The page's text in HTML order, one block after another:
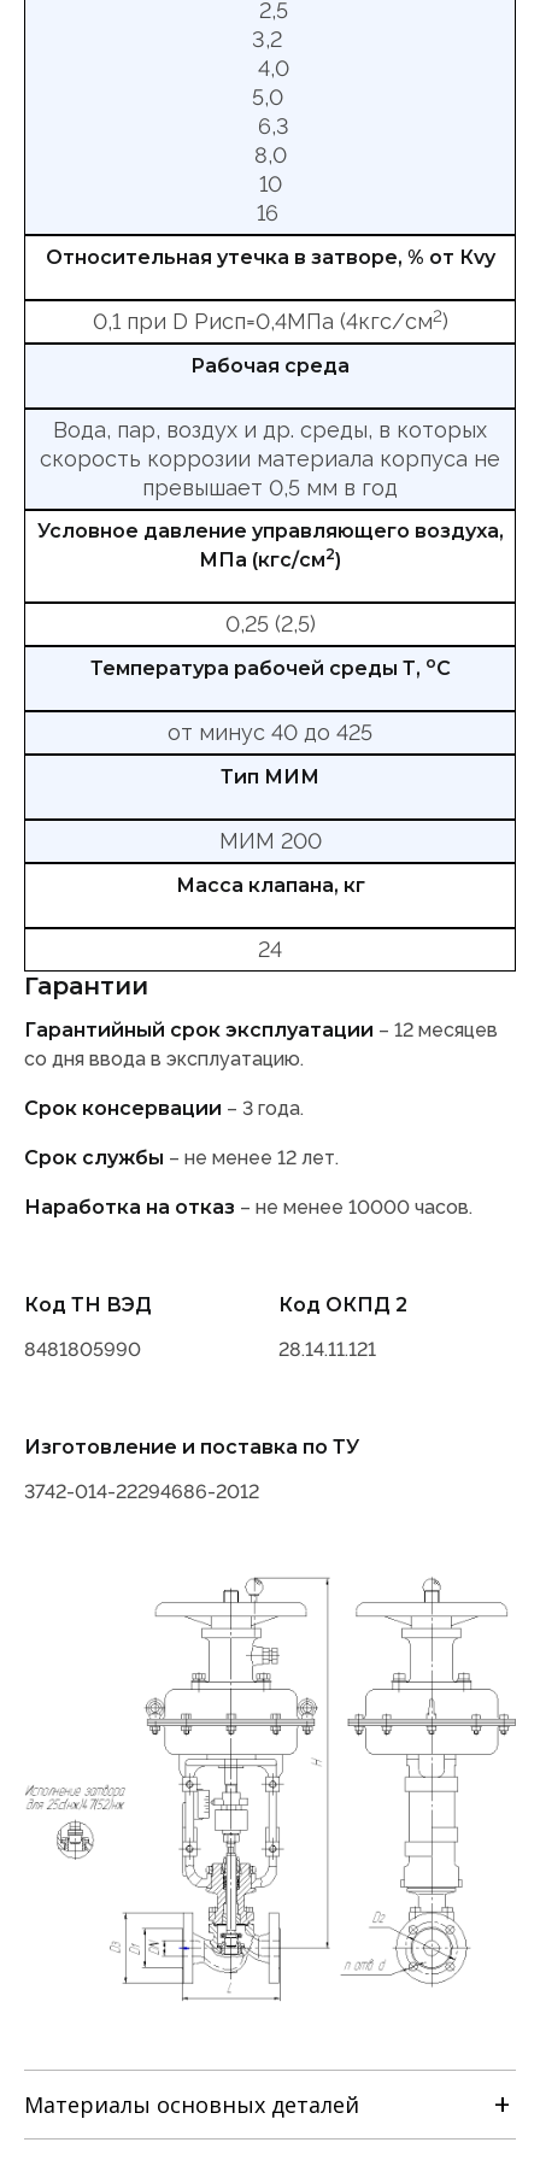
2,5
3,2
4,0
5,0
6,3
8,0
10
16
Относительная утечка в затворе, % от Кvy
0,1 при D Рисп=0,4МПа (4кгс/см2)
Рабочая среда
Вода, пар, воздух и др. среды, в которых
скорость коррозии материала корпуса не
превышает 0,5 мм в год
Условное давление управляющего воздуха,
МПа (кгс/см2)
0,25 (2,5)
Температура рабочей среды Т, оС
от минус 40 до 425
Тип МИМ
МИМ 200
Масса клапана, кг
24
Гарантии
Гарантийный срок эксплуатации – 12 месяцев
со дня ввода в эксплуатацию.
Срок консервации – 3 года.
Срок службы – не менее 12 лет.
Наработка на отказ – не менее 10000 часов.
Код ТН ВЭД
8481805990
Код ОКПД 2
28.14.11.121
Изготовление и поставка по ТУ
3742-014-22294686-2012
Материалы основных деталей